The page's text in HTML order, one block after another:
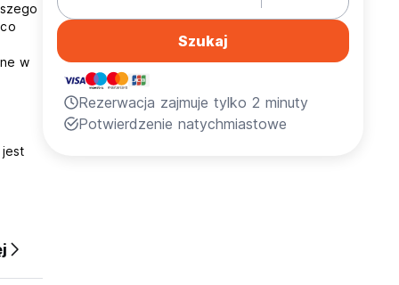
w
Szukaj
Rezerwacja zajmuje tylko 2 minuty
Potwierdzenie natychmiastowe